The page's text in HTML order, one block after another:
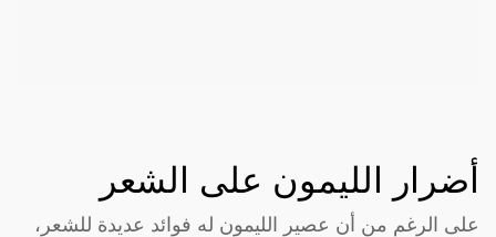
أضرار الليمون على الشعر
على الرغم من أن عصير الليمون له فوائد عديدة للشعر،